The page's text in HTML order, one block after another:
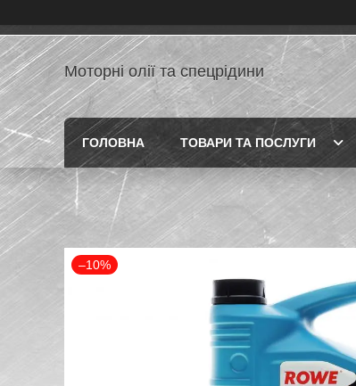
Моторні олії та спецрідини
ГОЛОВНА ТОВАРИ ТА ПОСЛУГИ
–10%